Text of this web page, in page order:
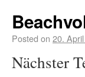
Posted on 20.
Nächster